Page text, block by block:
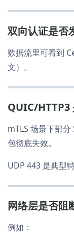
双向认证是否
数据流里可看到
文）。
QUIC/HTTP3
mTLS 场景下部
包彻底失效。
UDP 443 是典型特
网络层是否阻
例如：